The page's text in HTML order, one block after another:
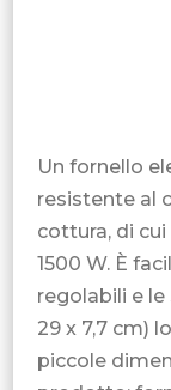
Un fornello
resistente al
cottura, di cui
1500 W. È
regolabili e
29 x 7,7 cm)
piccole